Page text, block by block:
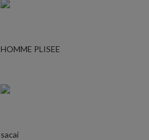
HOMME PLISEE
sacai